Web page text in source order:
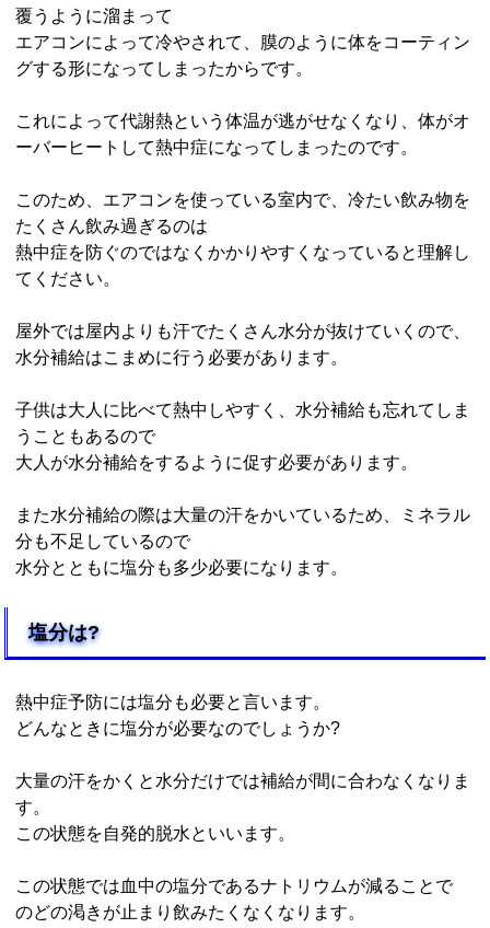
覆うように溜まって
エアコンによって冷やされて、膜のように体をコーティン
グする形になってしまったからです。
これによって代謝熱という体温が逃がせなくなり、体がオ
ーバーヒートして熱中症になってしまったのです。
このため、エアコンを使っている室内で、冷たい飲み物を
たくさん飲み過ぎるのは
熱中症を防ぐのではなくかかりやすくなっていると理解し
てください。
屋外では屋内よりも汗でたくさん水分が抜けていくので、
水分補給はこまめに行う必要があります。
子供は大人に比べて熱中しやすく、水分補給も忘れてしま
うこともあるので
大人が水分補給をするように促す必要があります。
また水分補給の際は大量の汗をかいているため、ミネラル
分も不足しているので
水分とともに塩分も多少必要になります。
塩分は?
熱中症予防には塩分も必要と言います。
どんなときに塩分が必要なのでしょうか?
大量の汗をかくと水分だけでは補給が間に合わなくなりま
す。
この状態を自発的脱水といいます。
この状態では血中の塩分であるナトリウムが減ることで
のどの渇きが止まり飲みたくなくなります。